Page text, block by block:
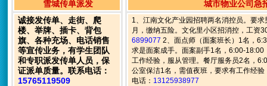
雪城传单派发
诚接发传单、走街、爬
楼、举牌、插卡、背包
旗、各种充场、电话销售
等宣传业务，有学生团队
和专职派发传单人员，保
证派单质量。联系电话：
15765119509
城市物业公司急
1、江南文化产业园招聘两名消控员。要
月，缴纳五险。文化里小区招消控，工资
6899077 2、面点师（面案班长）1名，
求是面案成手。面案副手1名，6:00-18:00
工作经验，服从管理。餐厅服务员2名，
公室保洁1名，需值夜班，要求有工作经
电话： 13125938977